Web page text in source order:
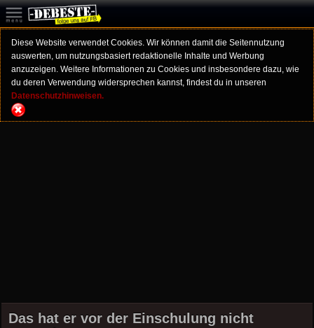
Diese Website verwendet Cookies. Wir können damit die Seitennutzung
auswerten, um nutzungsbasiert redaktionelle Inhalte und Werbung
anzuzeigen. Weitere Informationen zu Cookies und insbesondere dazu, wie
du deren Verwendung widersprechen kannst, findest du in unseren
Datenschutzhinweisen.
Das hat er vor der Einschulung nicht